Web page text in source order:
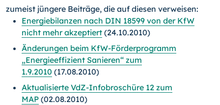
zumeist jüngere Beiträge, die auf diesen verweisen:
Energiebilanzen nach DIN 18599 von der KfW
nicht mehr akzeptiert (24.10.2010)
Änderungen beim KfW-Förderprogramm
„Energieeffizient Sanieren“ zum
1.9.2010 (17.08.2010)
Aktualisierte VdZ-Infobroschüre 12 zum
MAP (02.08.2010)